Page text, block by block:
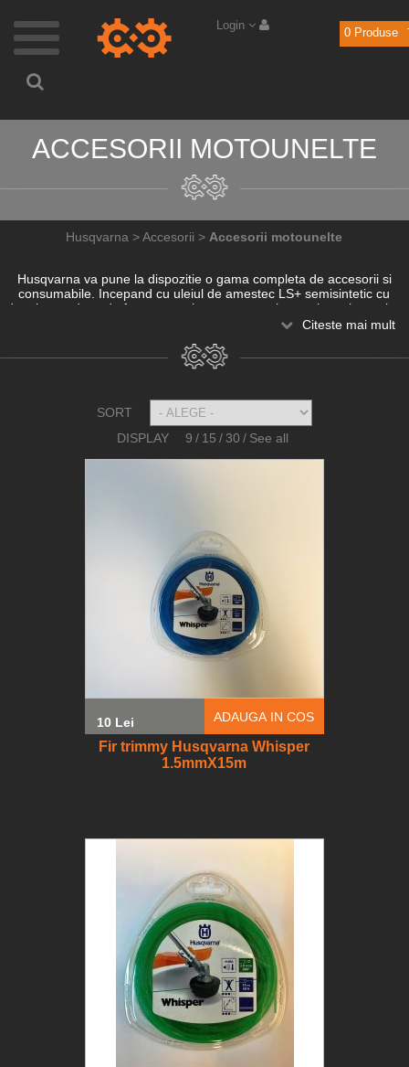
Login
0 Produse
ACCESORII MOTOUNELTE
Husqvarna >Accesorii > Accesorii motounelte
Husqvarna va pune la dispozitie o gama completa de accesorii si
consumabile. Incepand cu uleiul de amestec LS+ semisintetic cu
degajare redusa de fum care asigura o protectie excelenta impotriva
griparii, capete trimmy si discuri metalice pentru arbusti fabricate din
grele, pana la canistre care permit realimentarea rapida si fara pierderi
sau stropire.
Citeste mai mult
SORT
DISPLAY
9 / 15 / 30 / See all
10 Lei ADAUGA IN COS
Fir trimmy Husqvarna Whisper
1.5mmX15m